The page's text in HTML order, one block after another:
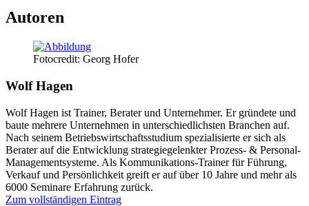
Autoren
Fotocredit: Georg Hofer
Wolf Hagen
Wolf Hagen ist Trainer, Berater und Unternehmer. Er gründete und
baute mehrere Unternehmen in unterschiedlichsten Branchen auf.
Nach seinem Betriebswirtschaftsstudium spezialisierte er sich als
Berater auf die Entwicklung strategiegelenkter Prozess- & Personal-
Managementsysteme. Als Kommunikations-Trainer für Führung,
Verkauf und Persönlichkeit greift er auf über 10 Jahre und mehr als
6000 Seminare Erfahrung zurück.
Zum vollständigen Eintrag